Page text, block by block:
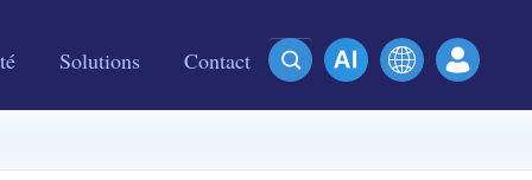
Solutions Contact